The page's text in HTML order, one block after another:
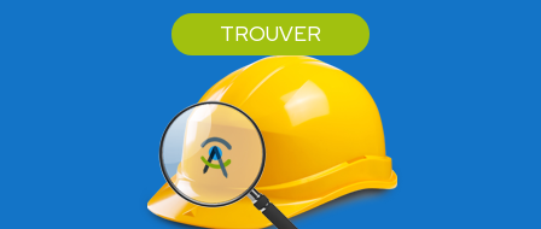
TROUVER